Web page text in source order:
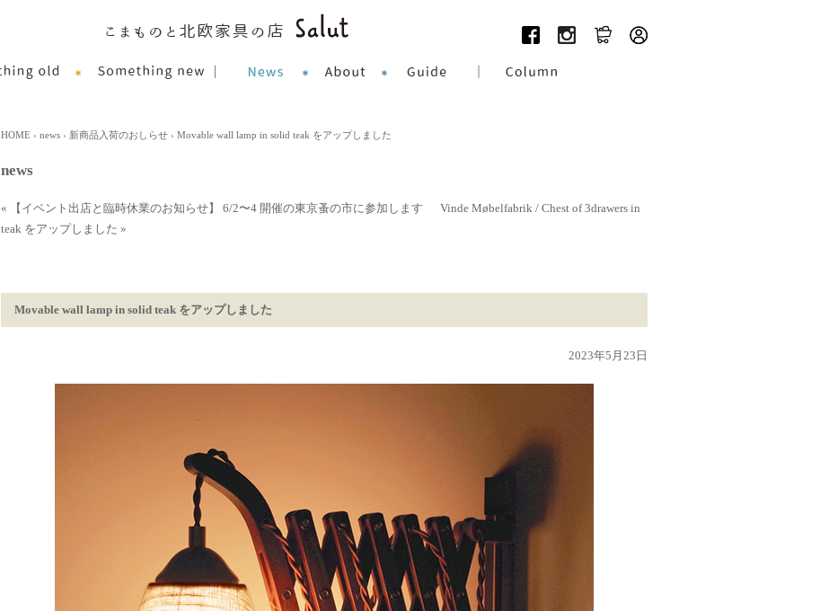
HOME › news › 新商品入荷のおしらせ › Movable wall lamp in solid teak をアップしました
news
« 【イベント出店と臨時休業のお知らせ】 6/2〜4 開催の東京蚤の市に参加します
Vinde Møbelfabrik / Chest of 3drawers in
teak をアップしました »
Movable wall lamp in solid teak をアップしました
2023年5月23日